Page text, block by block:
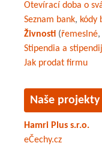
Otevírací doba o
Seznam bank, kódy
Živnosti (řemeslné,
Stipendia a
Jak prodat firmu
Naše
Hamri Plus s.r.o.
eČechy.cz